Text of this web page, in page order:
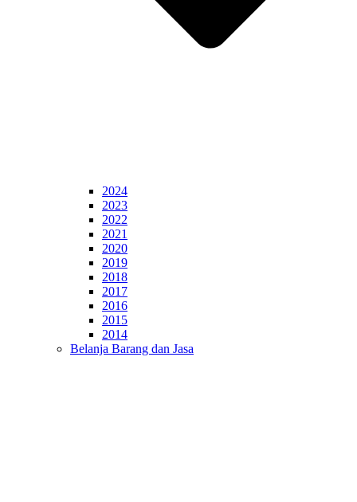
2024
2023
2022
2021
2020
2019
2018
2017
2016
2015
2014
Belanja Barang dan Jasa